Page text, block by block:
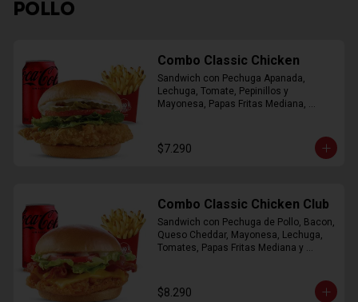
POLLO
Combo Classic Chicken
Sandwich con Pechuga Apanada,
Lechuga, Tomate, Pepinillos y
Mayonesa, Papas Fritas Mediana,
$7.290
Combo Classic Chicken Club
Sandwich con Pechuga de Pollo, Bacon,
Queso Cheddar, Mayonesa, Lechuga,
Tomates, Papas Fritas Mediana y
$8.290